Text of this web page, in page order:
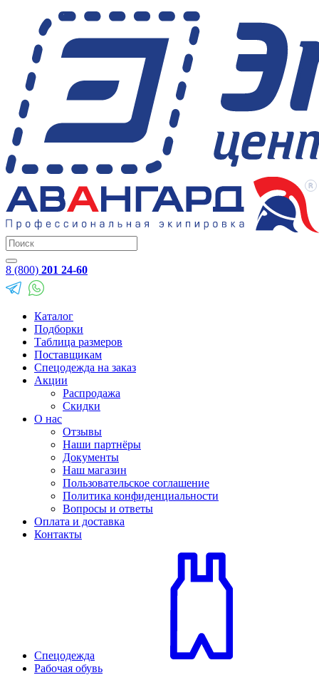
8 (800) 201 24-60
Каталог
Подборки
Таблица размеров
Поставщикам
Спецодежда на заказ
Акции
Распродажа
Скидки
О нас
Отзывы
Наши партнёры
Документы
Наш магазин
Пользовательское соглашение
Политика конфиденциальности
Вопросы и ответы
Оплата и доставка
Контакты
Спецодежда
Рабочая обувь